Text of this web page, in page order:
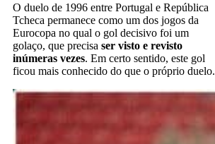
O duelo de 1996 entre Portugal e República
Tcheca permanece como um dos jogos da
Eurocopa no qual o gol decisivo foi um
golaço, que precisa ser visto e revisto
inúmeras vezes. Em certo sentido, este gol
ficou mais conhecido do que o próprio duelo.